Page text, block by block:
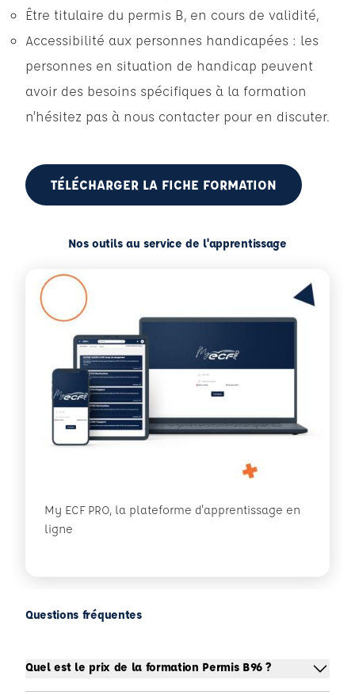
Être titulaire du permis B, en cours de validité,
Accessibilité aux personnes handicapées : les
personnes en situation de handicap peuvent
avoir des besoins spécifiques à la formation
n’hésitez pas à nous contacter pour en discuter.
TÉLÉCHARGER LA FICHE FORMATION
Nos outils au service de l'apprentissage
My ECF PRO, la plateforme d'apprentissage en
ligne
Questions fréquentes
Quel est le prix de la formation Permis B96 ?